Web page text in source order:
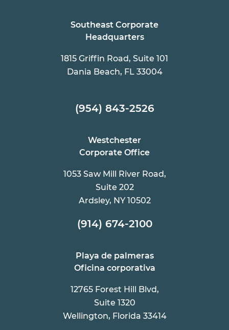
Southeast Corporate
Headquarters
1815 Griffin Road, Suite 101
Dania Beach, FL 33004
(954) 843-2526
Westchester
Corporate Office
1053 Saw Mill River Road,
Suite 202
Ardsley, NY 10502
(914) 674-2100
Playa de palmeras
Oficina corporativa
12765 Forest Hill Blvd,
Suite 1320
Wellington, Florida 33414